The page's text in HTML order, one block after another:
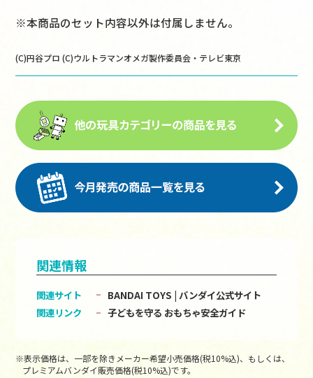
※本商品のセット内容以外は付属しません。
(C)円谷プロ (C)ウルトラマンオメガ製作委員会・テレビ東京
関連情報
関連サイト
BANDAI TOYS | バンダイ公式サイト
関連リンク
子どもを守る おもちゃ安全ガイド
※表示価格は、一部を除きメーカー希望小売価格(税10%込)、もしくは、
プレミアムバンダイ販売価格(税10%込)です。